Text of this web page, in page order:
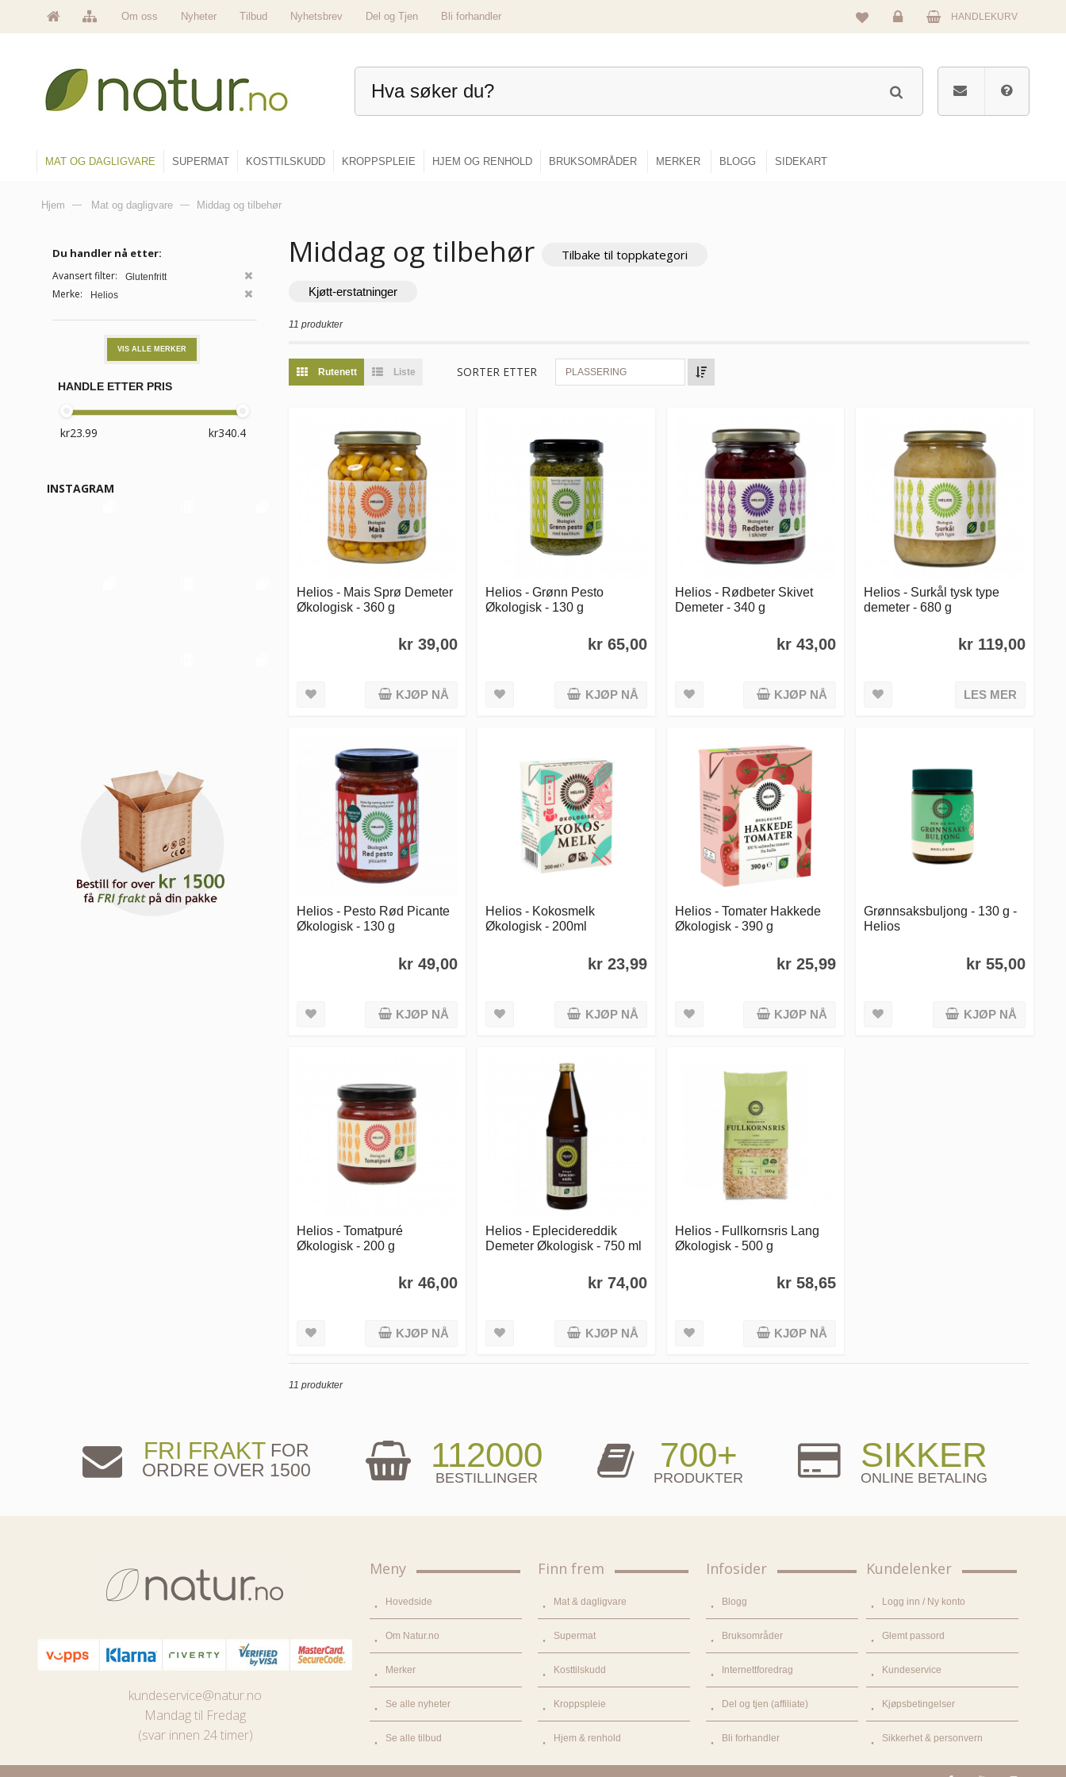
Om oss Nyheter Tilbud Nyhetsbrev Del og Tjen
Bli forhandler
Logg
HANDLEKURV
MAT OG DAGLIGVARE SUPERMAT KOSTTILSKUDD KROPPSPLEIE HJEM OG RENHOLD BRUKSOMRÅDER MERKER BLOGG SIDEKART
Hjem — Mat og dagligvare — Middag og tilbehør
Middag og tilbehør Tilbake til toppkategori
Kjøtt-erstatninger
11 produkter
Rutenett Liste SORTER ETTER PLASSERING
Helios - Mais Sprø Demeter
Økologisk - 360 g
kr 39,00
KJØP NÅ
Helios - Grønn Pesto
Økologisk - 130 g
kr 65,00
KJØP NÅ
Helios - Rødbeter Skivet
Demeter - 340 g
kr 43,00
KJØP NÅ
Helios - Surkål tysk type
demeter - 680 g
kr 119,00
LES MER
Helios - Pesto Rød Picante
Økologisk - 130 g
kr 49,00
KJØP NÅ
Helios - Kokosmelk
Økologisk - 200ml
kr 23,99
KJØP NÅ
Helios - Tomater Hakkede
Økologisk - 390 g
kr 25,99
KJØP NÅ
Grønnsaksbuljong - 130 g -
Helios
kr 55,00
KJØP NÅ
Helios - Tomatpuré
Økologisk - 200 g
kr 46,00
KJØP NÅ
Helios - Eplecidereddik
Demeter Økologisk - 750 ml
kr 74,00
KJØP NÅ
Helios - Fullkornsris Lang
Økologisk - 500 g
kr 58,65
KJØP NÅ
11 produkter
Du handler nå etter:
Avansert filter: Glutenfritt
Merke: Helios
VIS ALLE MERKER
HANDLE ETTER PRIS
INSTAGRAM
FRI FRAKT FOR
ORDRE OVER 1500
112000
BESTILLINGER
700+
PRODUKTER
SIKKER
ONLINE BETALING
kundeservice@natur.no
Mandag til Fredag
(svar innen 24 timer)
Meny
Hovedside
Om Natur.no
Merker
Se alle nyheter
Se alle tilbud
Finn frem
Mat & dagligvare
Supermat
Kosttilskudd
Kroppspleie
Hjem & renhold
Infosider
Blogg
Bruksområder
Internettforedrag
Del og tjen (affiliate)
Bli forhandler
Kundelenker
Logg inn / Ny konto
Glemt passord
Kundeservice
Kjøpsbetingelser
Sikkerhet & personvern